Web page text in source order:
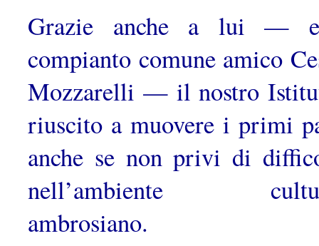
Grazie anche a lui —
compianto comune amico
Mozzarelli — il nostro
riuscito a muovere i primi
anche se non privi di
nell’ambiente
ambrosiano.